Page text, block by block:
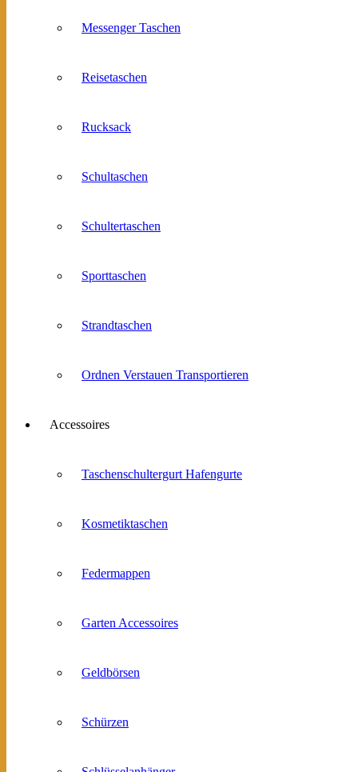
Messenger Taschen
Reisetaschen
Rucksack
Schultaschen
Schultertaschen
Sporttaschen
Strandtaschen
Ordnen Verstauen Transportieren
Accessoires
Taschenschultergurt Hafengurte
Kosmetiktaschen
Federmappen
Garten Accessoires
Geldbörsen
Schürzen